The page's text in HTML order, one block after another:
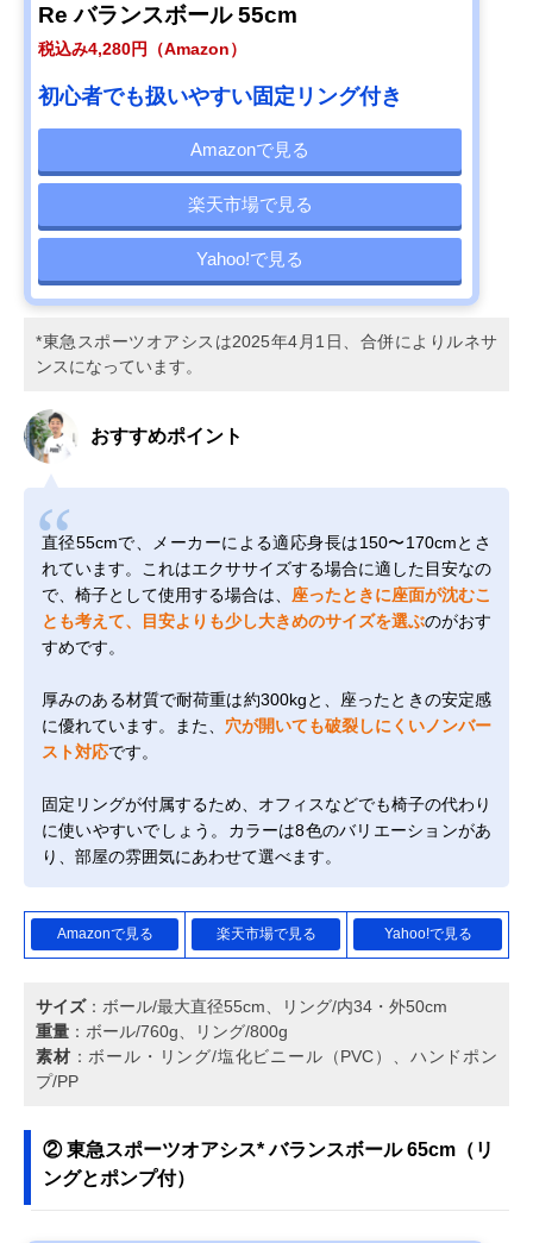
Re バランスボール 55cm
税込み4,280円（Amazon）
初心者でも扱いやすい固定リング付き
Amazonで見る
楽天市場で見る
Yahoo!で見る
*東急スポーツオアシスは2025年4月1日、合併によりルネサ
ンスになっています。
おすすめポイント
直径55cmで、メーカーによる適応身長は150〜170cmとさ
れています。これはエクササイズする場合に適した目安なの
で、椅子として使用する場合は、 座ったときに座面が沈むこ
とも考えて、目安よりも少し大きめのサイズを選ぶのがおす
すめです。
厚みのある材質で耐荷重は約300kgと、座ったときの安定感
に優れています。また、 穴が開いても破裂しにくいノンバー
スト対応です。
固定リングが付属するため、オフィスなどでも椅子の代わり
に使いやすいでしょう。カラーは8色のバリエーションがあ
り、部屋の雰囲気にあわせて選べます。
Amazonで見る 楽天市場で見る Yahoo!で見る
サイズ：ボール/最大直径55cm、リング/内34・外50cm
重量 ：ボール/760g、リング/800g
素材 ：ボール・リング/塩化ビニール（PVC）、ハンドポン
プ/PP
② 東急スポーツオアシス* バランスボール 65cm（リ
ングとポンプ付）